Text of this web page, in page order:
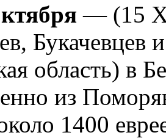
— (15
Букачевцев
область) в
из
1400